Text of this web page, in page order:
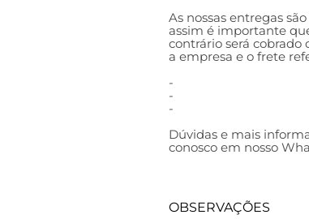
As nossas entregas
assim é importante
contrário será cobrado
a empresa e o frete
-
-
-
Dúvidas e mais
conosco em nosso
OBSERVAÇÕES